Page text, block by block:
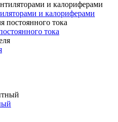
и калориферами
тока